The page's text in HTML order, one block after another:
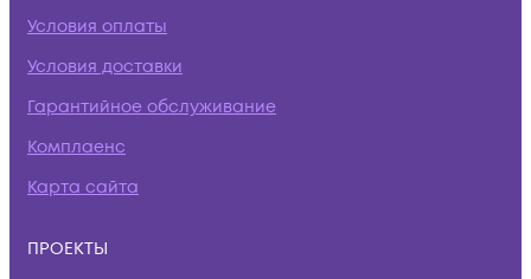
Условия оплаты
Условия доставки
Гарантийное обслуживание
Комплаенс
Карта сайта
ПРОЕКТЫ